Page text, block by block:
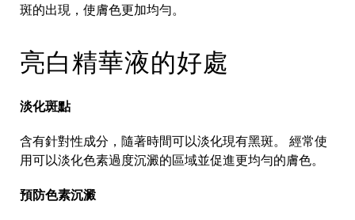
斑的出現，使膚色更加均勻。
亮白精華液的好處
淡化斑點
含有針對性成分，隨著時間可以淡化現有黑斑。 經常使
用可以淡化色素過度沉澱的區域並促進更均勻的膚色。
預防色素沉澱